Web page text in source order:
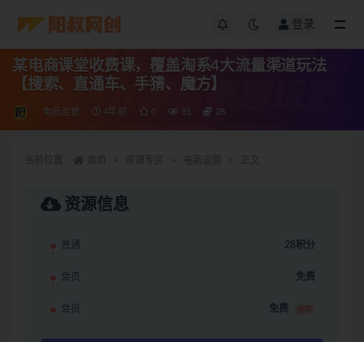
登录
某电商课堂收费课，覆盖淘系4大流量渠道玩法
【搜索、直通车、手猜、魔方】
电商运营 4年前 0 85 28
资源信息
普通 28积分
会员 免费
会员 免费 推荐